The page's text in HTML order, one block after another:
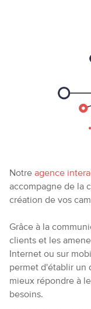
Notre agence
accompagne de la
création de vos
Grâce à la
clients et les
Internet ou sur
permet d'établir un
mieux répondre à
besoins.